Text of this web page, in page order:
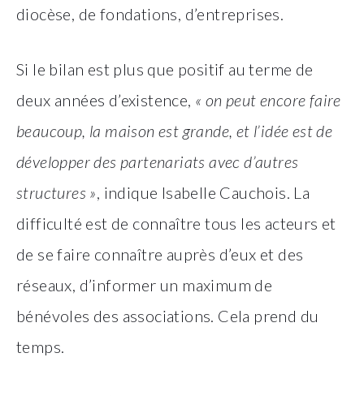
diocèse, de fondations, d’entreprises.
Si le bilan est plus que positif au terme de
deux années d’existence, « on peut encore faire
beaucoup, la maison est grande, et l’idée est de
développer des partenariats avec d’autres
structures », indique Isabelle Cauchois. La
difficulté est de connaître tous les acteurs et
de se faire connaître auprès d’eux et des
réseaux, d’informer un maximum de
bénévoles des associations. Cela prend du
temps.